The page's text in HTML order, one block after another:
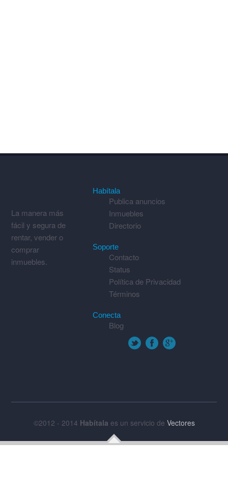
La manera más
fácil y segura de
rentar, vender o
comprar
inmuebles.
Habítala
Publica anuncios
Inmuebles
Directorio
Soporte
Contacto
Status
Política de Privacidad
Términos
Conecta
Blog
©2012 - 2014 Habítala es un servicio de Vectores